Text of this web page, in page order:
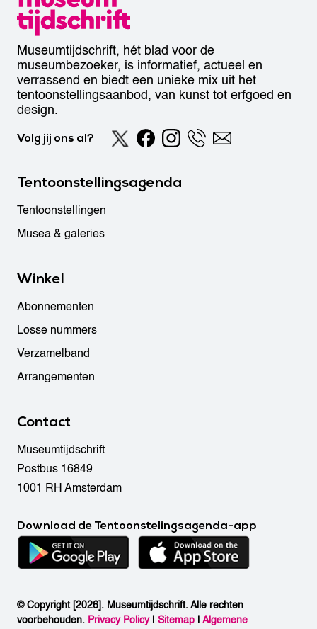
Museumtijdschrift, hét blad voor de
museumbezoeker, is informatief, actueel en
verrassend en biedt een unieke mix uit het
tentoonstellingsaanbod, van kunst tot erfgoed en
design.
Volg jij ons al?
Tentoonstellingsagenda
Tentoonstellingen
Musea & galeries
Winkel
Abonnementen
Losse nummers
Verzamelband
Arrangementen
Contact
Museumtijdschrift
Postbus 16849
1001 RH Amsterdam
Download de Tentoonstelingsagenda-app
© Copyright [2026]. Museumtijdschrift. Alle rechten
voorbehouden. Privacy Policy| Sitemap |Algemene